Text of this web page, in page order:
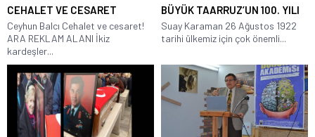
CEHALET VE CESARET
Ceyhun Balcı Cehalet ve cesaret!
ARA REKLAM ALANI İkiz
kardeşler...
BÜYÜK TAARRUZ’UN 100. YILI
Suay Karaman 26 Ağustos 1922
tarihi ülkemiz için çok önemli...